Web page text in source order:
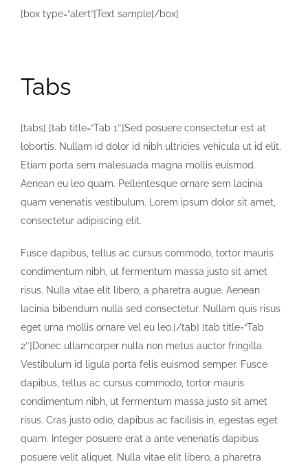
[box type=“alert“]Text sample[/box]
Tabs
[tabs] [tab title=“Tab 1″]Sed posuere consectetur est at
lobortis. Nullam id dolor id nibh ultricies vehicula ut id elit.
Etiam porta sem malesuada magna mollis euismod.
Aenean eu leo quam. Pellentesque ornare sem lacinia
quam venenatis vestibulum. Lorem ipsum dolor sit amet,
consectetur adipiscing elit.
Fusce dapibus, tellus ac cursus commodo, tortor mauris
condimentum nibh, ut fermentum massa justo sit amet
risus. Nulla vitae elit libero, a pharetra augue. Aenean
lacinia bibendum nulla sed consectetur. Nullam quis risus
eget urna mollis ornare vel eu leo.[/tab] [tab title=“Tab
2″]Donec ullamcorper nulla non metus auctor fringilla.
Vestibulum id ligula porta felis euismod semper. Fusce
dapibus, tellus ac cursus commodo, tortor mauris
condimentum nibh, ut fermentum massa justo sit amet
risus. Cras justo odio, dapibus ac facilisis in, egestas eget
quam. Integer posuere erat a ante venenatis dapibus
posuere velit aliquet. Nulla vitae elit libero, a pharetra